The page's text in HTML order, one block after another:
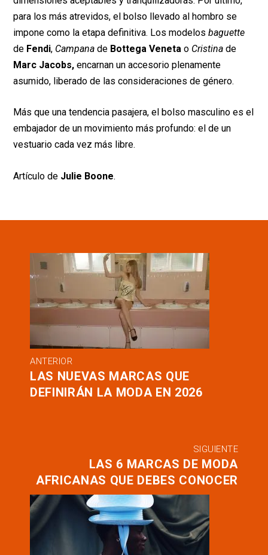
para los más atrevidos, el bolso llevado al hombro se
impone como la etapa definitiva. Los modelosbaguette
de Fendi, Campana de Bottega Veneta o Cristinade
Marc Jacobs, encarnan un accesorio plenamente
asumido, liberado de las consideraciones de género.
Más que una tendencia pasajera, el bolso masculino es el
embajador de un movimiento más profundo: el de un
vestuario cada vez más libre.
Artículo de Julie Boone.
ANTERIOR
LAS NUEVAS MARCAS QUE
DEFINIRÁN LA MODA EN 2026
SIGUIENTE
LAS 6 MARCAS DE MODA
AFRICANAS QUE DEBES CONOCER